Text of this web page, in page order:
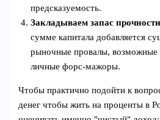
предсказуемость.
Закладываем запас прочности
сумме капитала добавляется
рыночные провалы, возможные
личные форс-мажоры.
Чтобы практично подойти к
денег чтобы жить на проценты в